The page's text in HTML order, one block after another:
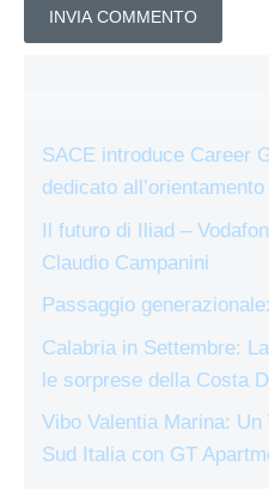
SACE introduce Career
dedicato
Il futuro di Iliad –
Claudio Campanini
Passaggio
Calabria in Settembre:
le sorprese della Costa
Vibo Valentia Marina: Un
Sud Italia con GT